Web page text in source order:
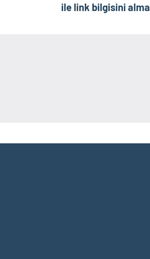
ile link bilgisini alma